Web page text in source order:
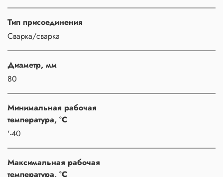
Тип присоединения
Сварка/сварка
Диаметр, мм
80
Минимальная рабочая
температура, °C
'-40
Максимальная рабочая
температура, °C